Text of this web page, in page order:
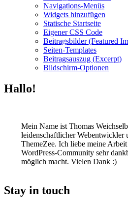
Navigations-Menüs
Widgets hinzufügen
Statische Startseite
Eigener CSS Code
Beitragsbilder (Featured
Seiten-Templates
Beitragsauszug (Excerpt)
Bildschirm-Optionen
Hallo!
Mein Name ist Thomas
leidenschaftlicher Webentwickler
ThemeZee. Ich liebe meine
WordPress-Community sehr
möglich macht. Vielen Dank :)
Stay in touch